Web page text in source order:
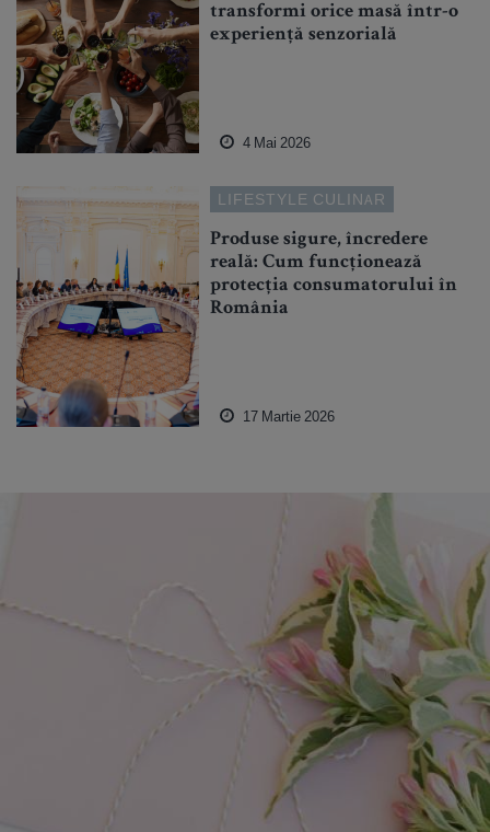
transformi orice masă într-o
experiență senzorială
4 Mai 2026
LIFESTYLE CULINAR
Produse sigure, încredere
reală: Cum funcționează
protecția consumatorului în
România
17 Martie 2026